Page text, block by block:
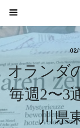
02/
オランダ
毎週2〜3
川県